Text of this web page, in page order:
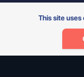
This site